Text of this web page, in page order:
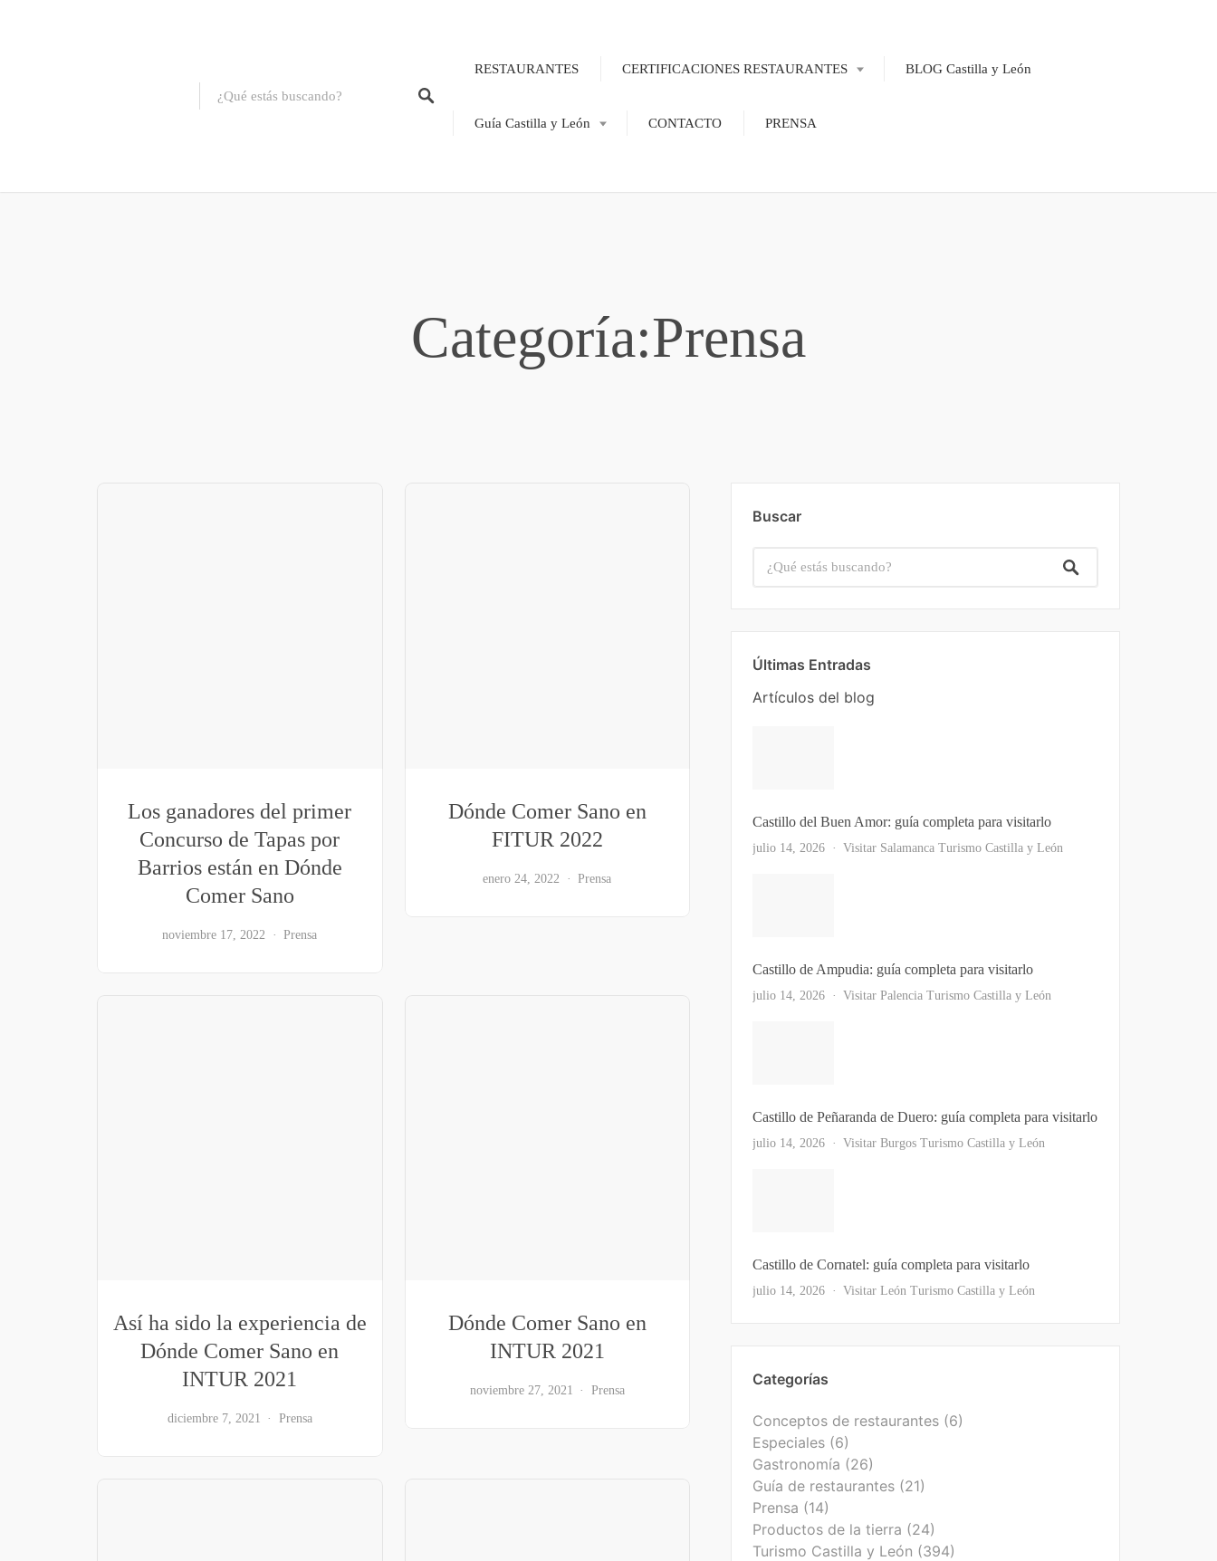
RESTAURANTES CERTIFICACIONES RESTAURANTES BLOG Castilla y León
Guía Castilla y León CONTACTO PRENSA
Categoría:Prensa
Los ganadores del primer
Concurso de Tapas por
Barrios están en Dónde
Comer Sano
noviembre 17, 2022 Prensa
Dónde Comer Sano en
FITUR 2022
enero 24, 2022 Prensa
Así ha sido la experiencia de
Dónde Comer Sano en
INTUR 2021
diciembre 7, 2021 Prensa
Dónde Comer Sano en
INTUR 2021
noviembre 27, 2021 Prensa
Buscar
Últimas Entradas
Artículos del blog
Castillo del Buen Amor: guía completa para visitarlo
julio 14, 2026 Visitar Salamanca Turismo Castilla y León
Castillo de Ampudia: guía completa para visitarlo
julio 14, 2026 Visitar Palencia Turismo Castilla y León
Castillo de Peñaranda de Duero: guía completa para visitarlo
julio 14, 2026 Visitar Burgos Turismo Castilla y León
Castillo de Cornatel: guía completa para visitarlo
julio 14, 2026 Visitar León Turismo Castilla y León
Ver Todas
Categorías
Conceptos de restaurantes (6)
Especiales (6)
Gastronomía (26)
Guía de restaurantes (21)
Prensa (14)
Productos de la tierra (24)
Turismo Castilla y León (394)